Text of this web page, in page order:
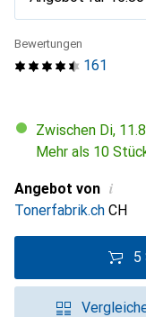
161
Bewertungen
Zwischen Di,
Mehr als 10
Angebot von i
Tonerfabrik.ch CH
5